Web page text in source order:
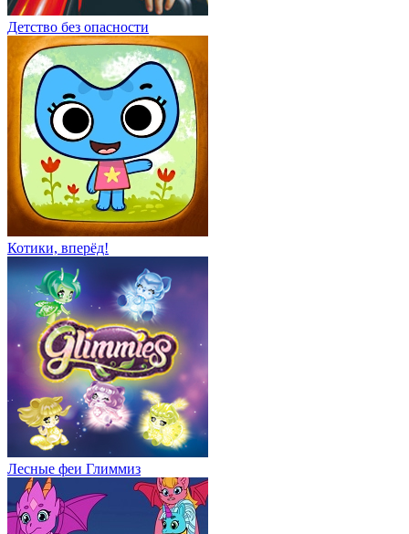
Детство без опасности
Котики, вперёд!
Лесные феи Глиммиз